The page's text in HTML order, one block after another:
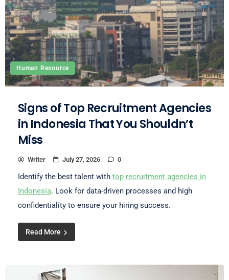
Human Resource
Signs of Top Recruitment Agencies
in Indonesia That You Shouldn’t
Miss
Writer July 27, 2026 0
Identify the best talent with top recruitment agencies in
Indonesia. Look for data-driven processes and high
confidentiality to ensure your hiring success.
Read More